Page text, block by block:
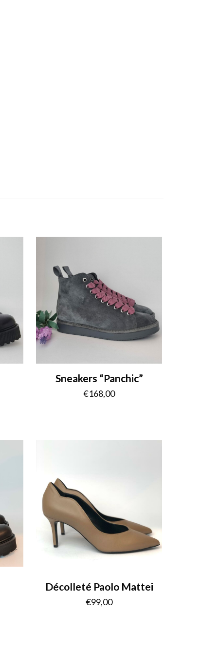
Sneakers “Panchic”
€168,00
Décolleté Paolo Mattei
€99,00